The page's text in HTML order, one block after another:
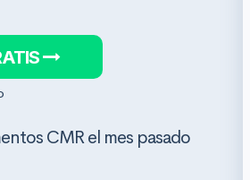
CMR el mes pasado